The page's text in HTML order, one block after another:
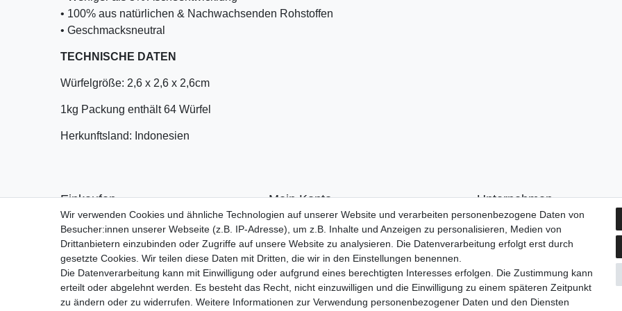
• 100% aus natürlichen & Nachwachsenden Rohstoffen
• Geschmacksneutral
TECHNISCHE DATEN
Würfelgröße: 2,6 x 2,6 x 2,6cm
1kg Packung enthält 64 Würfel
Herkunftsland: Indonesien
Einkaufen
Zahlungsarten
Versandarten & -kosten
Warenkorb
Kasse
Widerrufsrecht
Mein Konto
Anmelden
Registrieren
Unternehmen
Kontakt
AGB
Datenschutzerklärung
Wir verwenden Cookies und ähnliche Technologien auf unserer Website und verarbeiten personenbezogene Daten von
Besucher:innen unserer Webseite (z.B. IP-Adresse), um z.B. Inhalte und Anzeigen zu personalisieren, Medien von
Drittanbietern einzubinden oder Zugriffe auf unsere Website zu analysieren. Die Datenverarbeitung erfolgt erst durch
gesetzte Cookies. Wir teilen diese Daten mit Dritten, die wir in den Einstellungen benennen.
Die Datenverarbeitung kann mit Einwilligung oder aufgrund eines berechtigten Interesses erfolgen. Die Zustimmung kann
erteilt oder abgelehnt werden. Es besteht das Recht, nicht einzuwilligen und die Einwilligung zu einem späteren Zeitpunkt
zu ändern oder zu widerrufen. Weitere Informationen zur Verwendung personenbezogener Daten und den Diensten